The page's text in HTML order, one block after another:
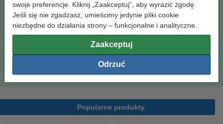
swoje preferencje. Kliknij „Zaakceptuj”, aby wyrazić zgodę.
Jeśli się nie zgadzasz, umieścimy jedynie pliki cookie
niezbędne do działania strony – funkcjonalne i analityczne.
Zaakceptuj
Odrzuć
199,00 zł Zamawiam
Papier ksero A4 80 g/m2 (2500 szt.), 123drukuj
(5 ryz)
Popularne produkty